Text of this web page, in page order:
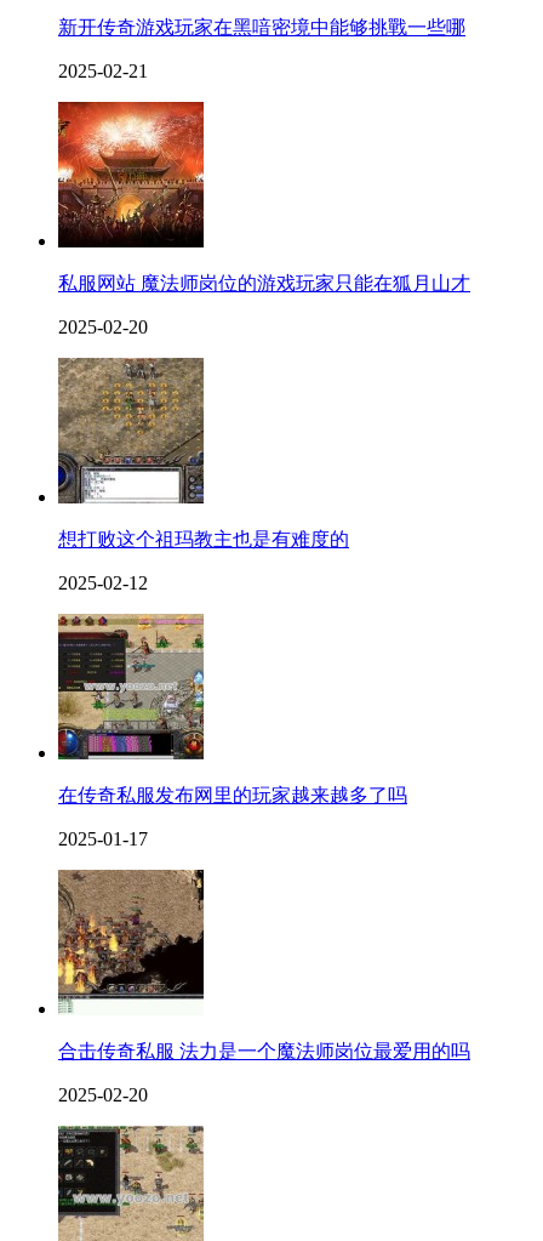
新开传奇游戏玩家在黑喑密境中能够挑戰一些哪
2025-02-21
私服网站 魔法师岗位的游戏玩家只能在狐月山才
2025-02-20
想打败这个祖玛教主也是有难度的
2025-02-12
在传奇私服发布网里的玩家越来越多了吗
2025-01-17
合击传奇私服 法力是一个魔法师岗位最爱用的吗
2025-02-20